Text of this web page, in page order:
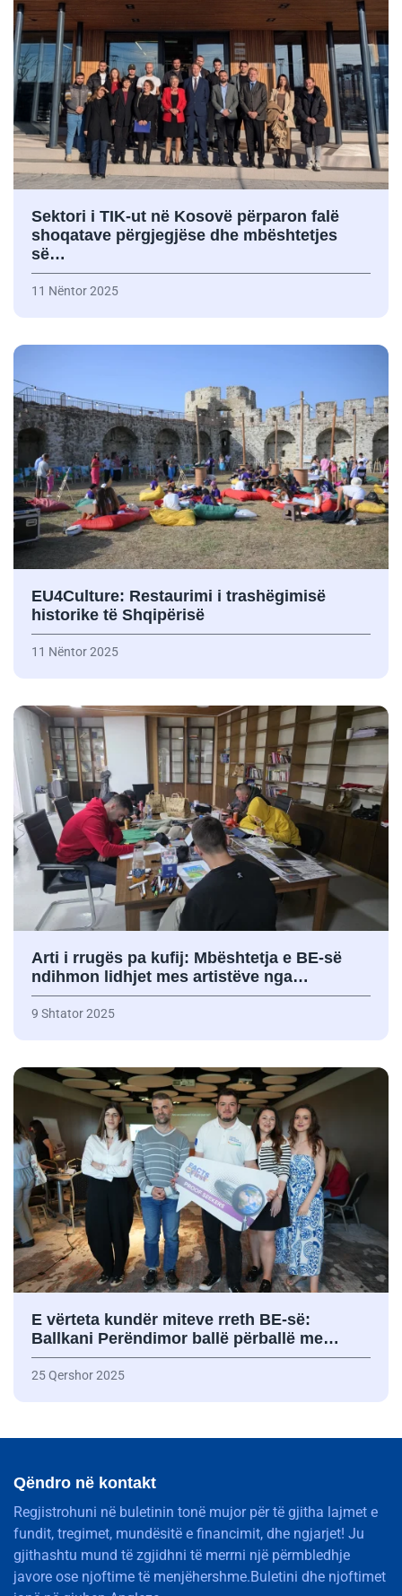
Sektori i TIK-ut në Kosovë përparon falë
shoqatave përgjegjëse dhe mbështetjes
së…
11 Nëntor 2025
EU4Culture: Restaurimi i trashëgimisë
historike të Shqipërisë
11 Nëntor 2025
Arti i rrugës pa kufij: Mbështetja e BE-së
ndihmon lidhjet mes artistëve nga…
9 Shtator 2025
E vërteta kundër miteve rreth BE-së:
Ballkani Perëndimor ballë përballë me…
25 Qershor 2025
Qëndro në kontakt
Regjistrohuni në buletinin tonë mujor për të gjitha lajmet e
fundit, tregimet, mundësitë e financimit, dhe ngjarjet! Ju
gjithashtu mund të zgjidhni të merrni një përmbledhje
javore ose njoftime të menjëhershme.Buletini dhe njoftimet